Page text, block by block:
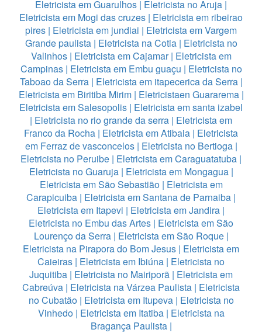
Eletricista em Guarulhos | Eletricista no Aruja |
Eletricista em Mogi das cruzes | Eletricista em ribeirao
pires | Eletricista em jundiai | Eletricista em Vargem
Grande paulista| Eletricista na Cotia| Eletricista no
Valinhos| Eletricista em Cajamar| Eletricista em
Campinas| Eletricista em Embu guaçu | Eletricista no
Taboao da Serra| Eletricista em itapecerica da Serra|
Eletricista em Biritiba Mirim| Eletricistaen Guararema|
Eletricista em Salesopolis | Eletricista em santa izabel
| Eletricista no rio grande da serra | Eletricista em
Franco da Rocha | Eletricista em Atibaia | Eletricista
em Ferraz de vasconcelos| Eletricista no Bertioga|
Eletricista no Peruibe | Eletricista em Caraguatatuba |
Eletricista no Guaruja| Eletricista em Mongagua|
Eletricista em São Sebastião| Eletricista em
Carapicuiba | Eletricista em Santana de Parnaiba |
Eletricista em Itapevi | Eletricista em Jandira |
Eletricista no Embu das Artes | Eletricista em São
Lourenço da Serra| Eletricista em São Roque|
Eletricista na Pirapora do Bom Jesus | Eletricista em
Caieiras | Eletricista em Ibiúna | Eletricista no
Juquitiba | Eletricista no Mairiporã | Eletricista em
Cabreúva | Eletricista na Várzea Paulista | Eletricista
no Cubatão| Eletricista em Itupeva| Eletricista no
Vinhedo| Eletricista em Itatiba| Eletricista na
Bragança Paulista|